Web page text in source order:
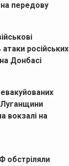
передову
російських
Донбасі
вокзалі на
обстріляли